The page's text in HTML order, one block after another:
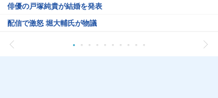
俳優の戸塚純貴が結婚を発表
配信で激怒 堀大輔氏が物議